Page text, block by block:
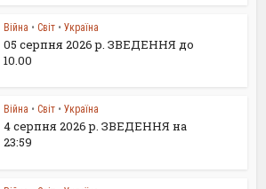
Війна • Світ • Україна
05 серпня 2026 р. ЗВЕДЕННЯ до
10.00
Війна • Світ • Україна
4 серпня 2026 р. ЗВЕДЕННЯ на
23:59